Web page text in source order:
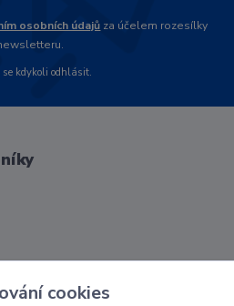
osobních údajů za účelem rozesílky
se kdykoli odhlásit.
cookies